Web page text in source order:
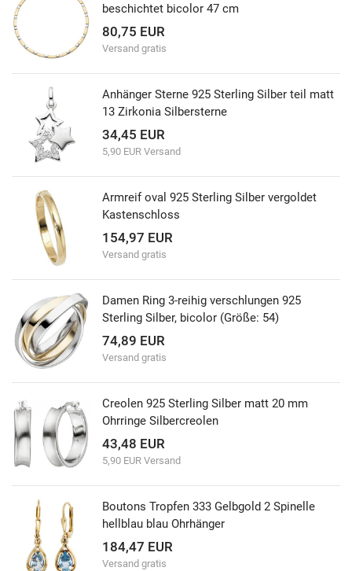
beschichtet bicolor 47 cm
80,75 EUR
Versand gratis
Anhänger Sterne 925 Sterling Silber teil matt
13 Zirkonia Silbersterne
34,45 EUR
5,90 EUR Versand
Armreif oval 925 Sterling Silber vergoldet
Kastenschloss
154,97 EUR
Versand gratis
Damen Ring 3-reihig verschlungen 925
Sterling Silber, bicolor (Größe: 54)
74,89 EUR
Versand gratis
Creolen 925 Sterling Silber matt 20 mm
Ohrringe Silbercreolen
43,48 EUR
5,90 EUR Versand
Boutons Tropfen 333 Gelbgold 2 Spinelle
hellblau blau Ohrhänger
184,47 EUR
Versand gratis